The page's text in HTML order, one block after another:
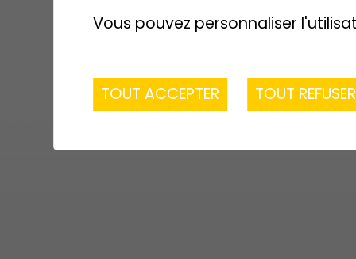
Dénériaz
Construction Bois SA
Responsable du
Vous pouvez personnaliser
TOUT ACCEPTER TOUT REFUSER